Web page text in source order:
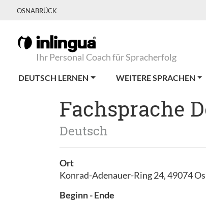
OSNABRÜCK
Ihr Personal Coach für Spracherfolg
DEUTSCH LERNEN WEITERE SPRACHEN
Fachsprache
Deutsch
Ort
Konrad-Adenauer-Ring 24, 49074
Beginn - Ende